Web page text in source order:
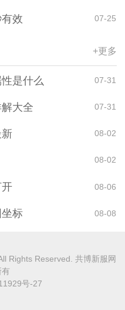
效 07-25
+更多
是什么 07-31
大全 07-31
08-02
08-02
08-06
标 08-08
Rights Reserved. 共博新服网
有
号-27